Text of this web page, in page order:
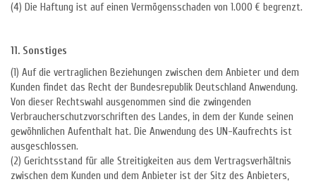
(4) Die Haftung ist auf einen Vermögensschaden von 1.000 € begrenzt.
11. Sonstiges
(1) Auf die vertraglichen Beziehungen zwischen dem Anbieter und dem
Kunden findet das Recht der Bundesrepublik Deutschland Anwendung.
Von dieser Rechtswahl ausgenommen sind die zwingenden
Verbraucherschutzvorschriften des Landes, in dem der Kunde seinen
gewöhnlichen Aufenthalt hat. Die Anwendung des UN-Kaufrechts ist
ausgeschlossen.
(2) Gerichtsstand für alle Streitigkeiten aus dem Vertragsverhältnis
zwischen dem Kunden und dem Anbieter ist der Sitz des Anbieters,